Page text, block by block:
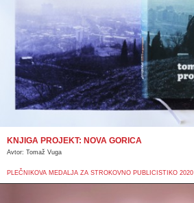
KNJIGA PROJEKT: NOVA GORICA
Avtor: Tomaž Vuga
PLEČNIKOVA MEDALJA ZA STROKOVNO PUBLICISTIKO 2020